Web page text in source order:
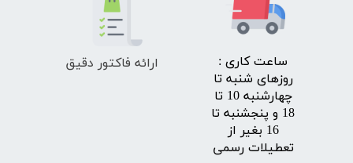
​ساعت کاری :
روزهای شنبه تا
چهارشنبه 10 تا
18 و پنجشنبه تا
16 بغیر از
تعطیلات رسمی
ارائه فاکتور دقیق